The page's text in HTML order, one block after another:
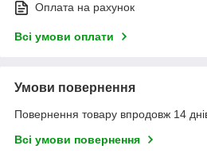
Оплата на рахунок
Всі умови оплати
Умови повернення
Повернення товару впродовж 14
Всі умови повернення